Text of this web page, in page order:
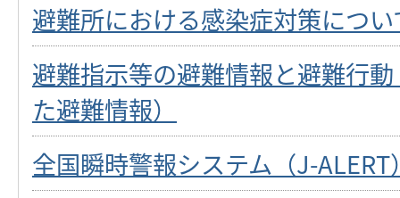
避難所における感染症対策につい
避難指示等の避難情報と避難行
た避難情報）
全国瞬時警報システム（J-